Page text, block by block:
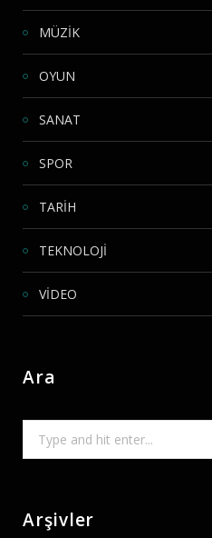
MÜZİK
OYUN
SANAT
SPOR
TARİH
TEKNOLOJİ
VİDEO
Ara
for:
Arşivler